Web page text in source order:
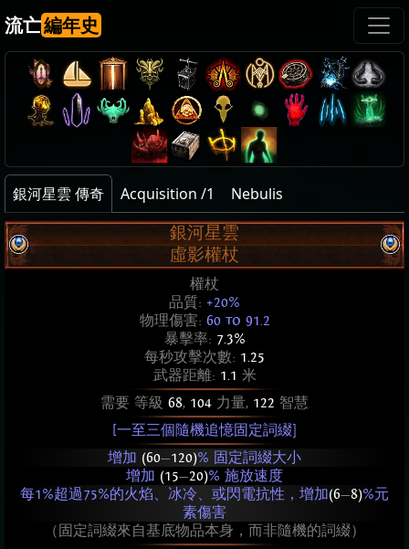
流亡編年史
銀河星雲 傳奇 Acquisition /1
Nebulis
銀河星雲
虛影權杖
權杖
品質: +20%
物理傷害: 60 to 91.2
暴擊率: 7.3%
每秒攻擊次數: 1.25
武器距離: 1.1 米
需要 等級 68, 104 力量, 122 智慧
[一至三個隨機追憶固定詞綴]
增加 (60—120)% 固定詞綴大小
增加 (15—20)% 施放速度
每1%超過75%的火焰、冰冷、或閃電抗性，增加(6—8)%元
素傷害
（固定詞綴來自基底物品本身，而非隨機的詞綴）